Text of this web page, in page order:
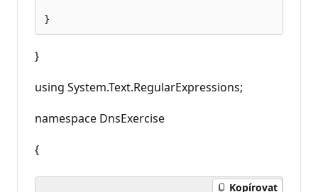
}
using System.Text.RegularExpressions;
namespace DnsExercise
{
Kopírovat